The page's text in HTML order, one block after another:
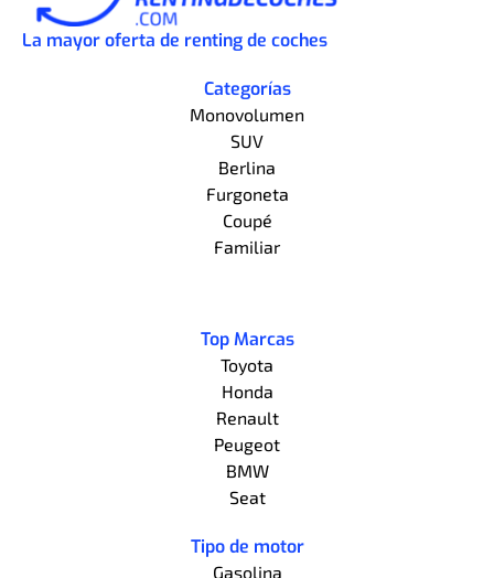
La mayor oferta de renting de coches
Categorías
Monovolumen
SUV
Berlina
Furgoneta
Coupé
Familiar
Top Marcas
Toyota
Honda
Renault
Peugeot
BMW
Seat
Tipo de motor
Gasolina